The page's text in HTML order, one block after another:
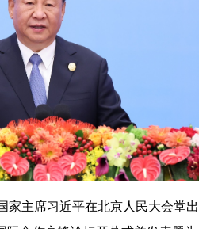
家主席习近平在北京人民大会堂出